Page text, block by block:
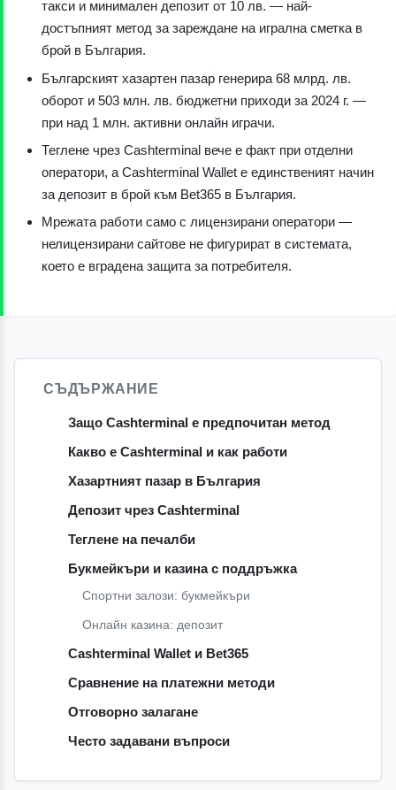
такси и минимален депозит от 10 лв. — най-
достъпният метод за зареждане на игрална сметка в
брой в България.
Българският хазартен пазар генерира 68 млрд. лв.
оборот и 503 млн. лв. бюджетни приходи за 2024 г. —
при над 1 млн. активни онлайн играчи.
Теглене чрез Cashterminal вече е факт при отделни
оператори, а Cashterminal Wallet е единственият начин
за депозит в брой към Bet365 в България.
Мрежата работи само с лицензирани оператори —
нелицензирани сайтове не фигурират в системата,
което е вградена защита за потребителя.
СЪДЪРЖАНИЕ
Защо Cashterminal е предпочитан метод
Какво е Cashterminal и как работи
Хазартният пазар в България
Депозит чрез Cashterminal
Теглене на печалби
Букмейкъри и казина с поддръжка
Спортни залози: букмейкъри
Онлайн казина: депозит
Cashterminal Wallet и Bet365
Сравнение на платежни методи
Отговорно залагане
Често задавани въпроси